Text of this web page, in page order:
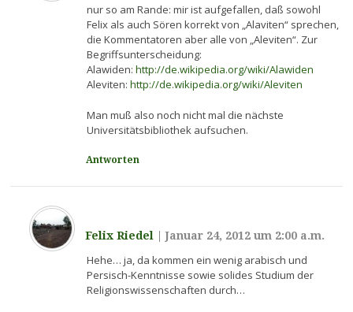
nur so am Rande: mir ist aufgefallen, daß sowohl
Felix als auch Sören korrekt von „Alaviten“ sprechen,
die Kommentatoren aber alle von „Aleviten“. Zur
Begriffsunterscheidung:
Alawiden: http://de.wikipedia.org/wiki/Alawiden
Aleviten: http://de.wikipedia.org/wiki/Aleviten
Man muß also noch nicht mal die nächste
Universitätsbibliothek aufsuchen.
Antworten
Felix Riedel |Januar 24, 2012 um 2:00 a.m.
Hehe… ja, da kommen ein wenig arabisch und
Persisch-Kenntnisse sowie solides Studium der
Religionswissenschaften durch…